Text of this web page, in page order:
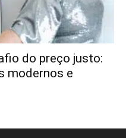
do preço justo:
modernos e